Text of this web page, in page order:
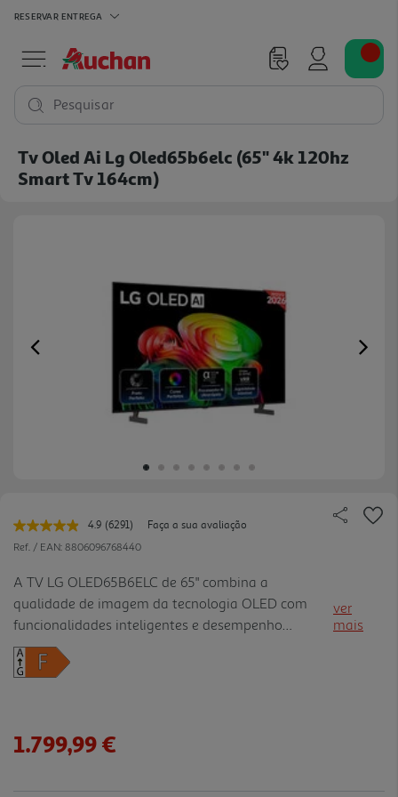
RESERVAR ENTREGA
Pesquisar
Tv Oled Ai Lg Oled65b6elc (65" 4k 120hz
Smart Tv 164cm)
Previous
4.9 Leu
6291
Link
para
a
mesma
página.
(6291)
Faça a sua avaliação
Ref. / EAN: 8806096768440
A TV LG OLED65B6ELC de 65" combina a
qualidade de imagem da tecnologia OLED com
funcionalidades inteligentes e desempenho
avançado para proporcionar uma experiência de
entretenimento mais envolvente. Graças aos píxeis
filmes, séries, desporto e gaming. Equipada com o
ver
mais
1.799,99 €